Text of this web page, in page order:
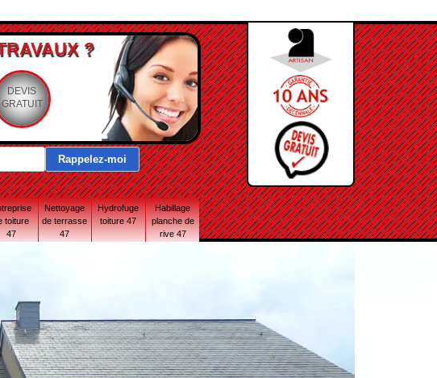
?
DEVIS
GRATUIT
toiture
47
Nettoyage
de terrasse
47
Hydrofuge
toiture 47
Habillage
planche de
rive 47